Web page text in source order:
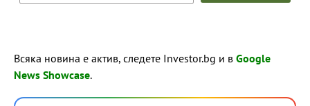
Всяка новина е актив, следете Investor.bg и в Google
News Showcase.